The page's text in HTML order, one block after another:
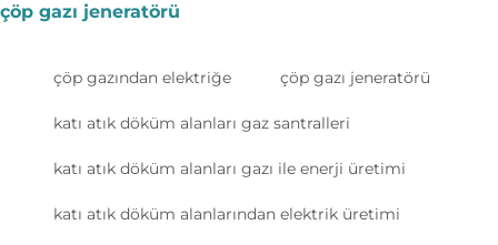
çöp gazı jeneratörü
çöp gazından elektriğe çöp gazı jeneratörü
katı atık döküm alanları gaz santralleri
katı atık döküm alanları gazı ile enerji üretimi
katı atık döküm alanlarından elektrik üretimi